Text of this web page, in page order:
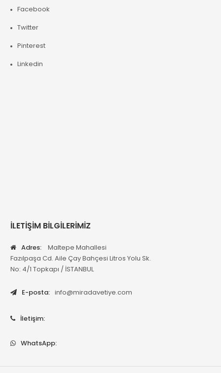
Facebook
Twitter
Pinterest
Linkedin
İLETİŞİM BİLGİLERİMİZ
Adres:
Maltepe Mahallesi
Fazılpaşa Cd. Aile Çay Bahçesi Litros Yolu Sk.
No: 4/1 Topkapı / İSTANBUL
E-posta: info@miradavetiye.com
İletişim:
WhatsApp: